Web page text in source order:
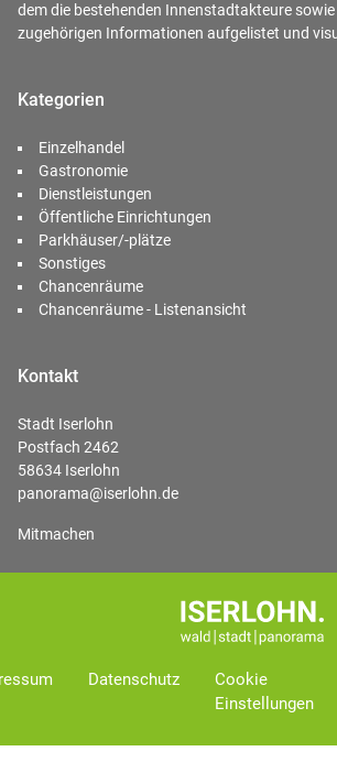
dem die bestehenden Innenstadtakteure
zugehörigen Informationen aufgelistet und
Kategorien
Einzelhandel
Gastronomie
Dienstleistungen
Öffentliche Einrichtungen
Parkhäuser/-plätze
Sonstiges
Chancenräume
Chancenräume - Listenansicht
Kontakt
Stadt Iserlohn
Postfach 2462
58634 Iserlohn
panorama@iserlohn.de
Mitmachen
Datenschutz
Cookie
Einstellungen